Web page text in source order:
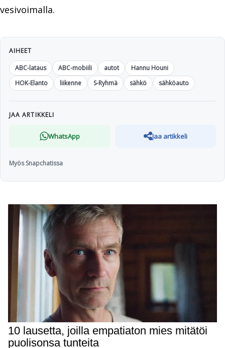
vesivoimalla.
AIHEET
ABC-lataus
ABC-mobiili autot
Hannu Houni
HOK-Elanto
liikenne S-Ryhmä sähkö sähköauto
JAA ARTIKKELI
WhatsApp Jaa artikkeli
Myös Snapchatissa